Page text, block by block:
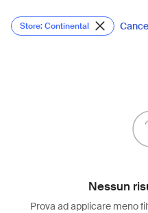
Store: Continental
Nessun
Prova ad applicare meno